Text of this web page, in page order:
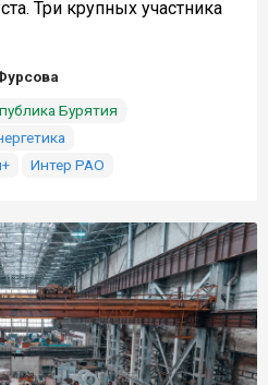
Три крупных участника
Бурятия
Интер РАО